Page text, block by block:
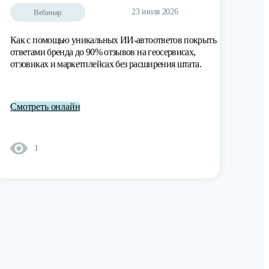
Вебинар 23 июля 2026
Как с помощью уникальных ИИ-автоответов покрыть
ответами бренда до 90% отзывов на геосервисах,
отзовиках и маркетплейсах без расширения штата.
Смотреть онлайн
1